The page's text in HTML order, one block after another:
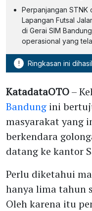
Perpanjangan STNK
Lapangan Futsal
di Gerai SIM
operasional yang
! Ringkasan ini
KatadataOTO–
Bandung ini
masyarakat yang
berkendara
datang ke kantor
Perlu diketahui
hanya lima tahun
Oleh karena itu